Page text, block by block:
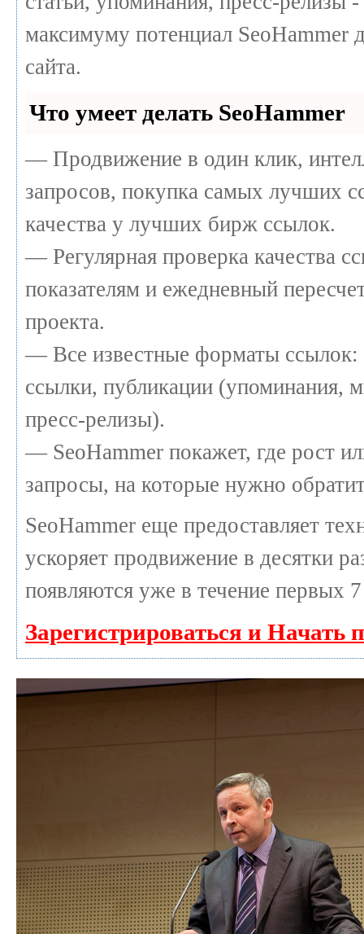
максимуму потенциал SeoHammer
сайта.
Что умеет делать SeoHammer
— Продвижение в один клик,
запросов, покупка самых лучших
качества у лучших бирж ссылок.
— Регулярная проверка качества
показателям и ежедневный
проекта.
— Все известные форматы ссылок:
ссылки, публикации (упоминания,
пресс-релизы).
— SeoHammer покажет, где рост
запросы, на которые нужно
SeoHammer еще предоставляет
ускоряет продвижение в десятки
появляются уже в течение первых
Зарегистрироваться и Начать